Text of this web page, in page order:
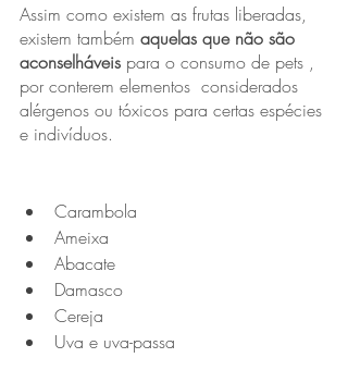
Assim como existem as frutas liberadas,
existem também aquelas que não são
aconselháveis para o consumo de pets ,
por conterem elementos  considerados
alérgenos ou tóxicos para certas espécies
e indivíduos.
Carambola
Ameixa
Abacate
Damasco
Cereja
Uva e uva-passa